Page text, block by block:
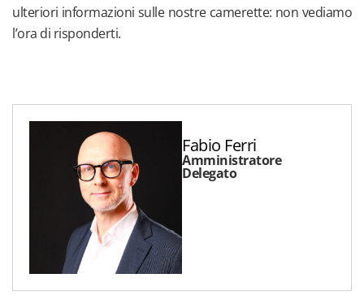
ulteriori informazioni sulle nostre camerette: non vediamo
l’ora di risponderti.
Fabio Ferri
Amministratore
Delegato